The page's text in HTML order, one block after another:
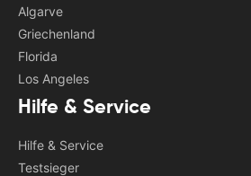
Algarve
Griechenland
Florida
Los Angeles
Hilfe & Service
Hilfe & Service
Testsieger